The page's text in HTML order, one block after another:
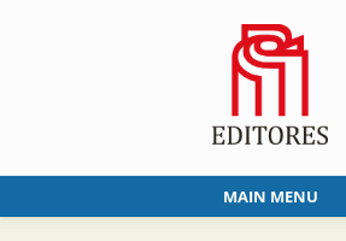
MAIN MENU